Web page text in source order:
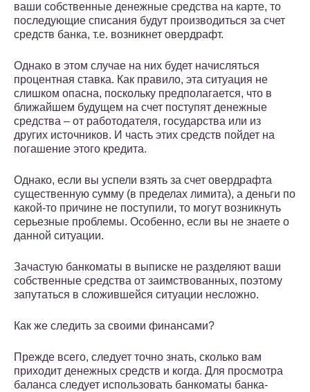
ваши собственные денежные средства на карте, то
последующие списания будут производиться за счет
средств банка, т.е. возникнет овердрафт.
Однако в этом случае на них будет начисляться
процентная ставка. Как правило, эта ситуация не
слишком опасна, поскольку предполагается, что в
ближайшем будущем на счет поступят денежные
средства – от работодателя, государства или из
других источников. И часть этих средств пойдет на
погашение этого кредита.
Однако, если вы успели взять за счет овердрафта
существенную сумму (в пределах лимита), а деньги по
какой-то причине не поступили, то могут возникнуть
серьезные проблемы. Особенно, если вы не знаете о
данной ситуации.
Зачастую банкоматы в выписке не разделяют ваши
собственные средства от заимствованных, поэтому
запутаться в сложившейся ситуации несложно.
Как же следить за своими финансами?
Прежде всего, следует точно знать, сколько вам
приходит денежных средств и когда. Для просмотра
баланса следует использовать банкоматы банка-